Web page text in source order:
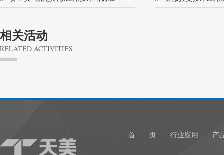
相关活动
RELATED ACTIVITIES
首 页 行业应用 产